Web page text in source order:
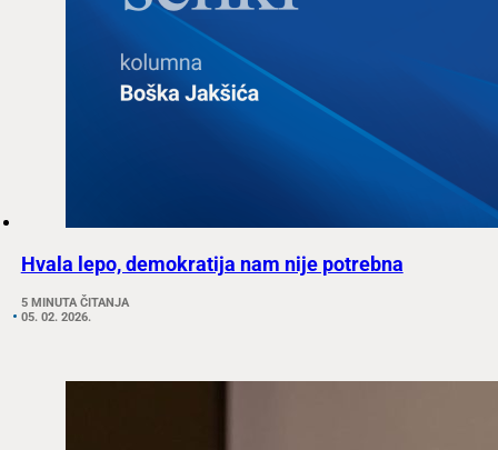
Hvala lepo, demokratija nam nije potrebna
5 MINUTA ČITANJA
05. 02. 2026.